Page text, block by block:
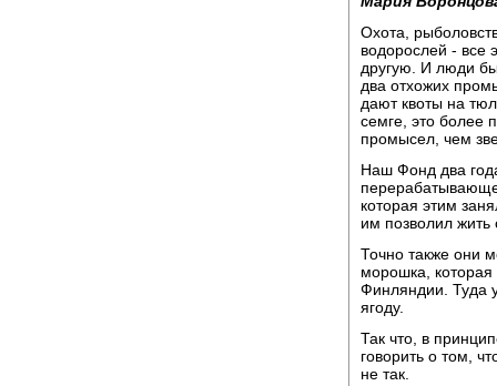
Охота,
водорослей - все
другую. И люди
два отхожих
дают квоты на
семге, это более
промысел, чем
Наш Фонд два
которая этим
им позволил жить
Точно также они
морошка,
Финляндии. Туда
ягоду.
Так что, в
говорить о том,
не так.